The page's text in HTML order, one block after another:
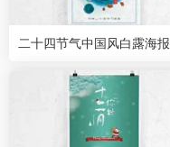
二十四节气中国风白露海报